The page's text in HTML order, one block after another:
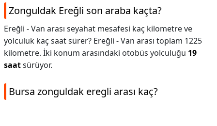
Zonguldak Ereğli son araba kaçta?
Ereğli - Van arası seyahat mesafesi kaç kilometre ve
yolculuk kaç saat sürer? Ereğli - Van arası toplam 1225
kilometre. İki konum arasındaki otobüs yolculuğu 19
saatsürüyor.
Bursa zonguldak eregli arası kaç?